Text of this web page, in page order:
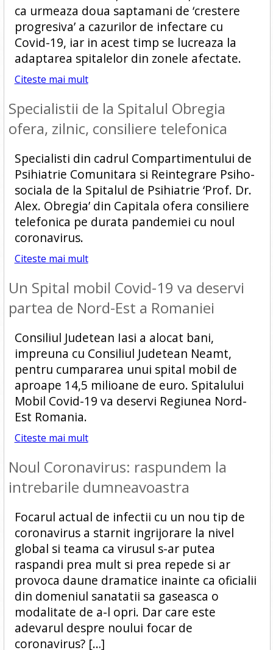
ca urmeaza doua saptamani de ‘crestere
progresiva’ a cazurilor de infectare cu
Covid-19, iar in acest timp se lucreaza la
adaptarea spitalelor din zonele afectate.
Citeste mai mult
Specialistii de la Spitalul Obregia
ofera, zilnic, consiliere telefonica
Specialisti din cadrul Compartimentului de
Psihiatrie Comunitara si Reintegrare Psiho-
sociala de la Spitalul de Psihiatrie ‘Prof. Dr.
Alex. Obregia’ din Capitala ofera consiliere
telefonica pe durata pandemiei cu noul
coronavirus.
Citeste mai mult
Un Spital mobil Covid-19 va deservi
partea de Nord-Est a Romaniei
Consiliul Judetean Iasi a alocat bani,
impreuna cu Consiliul Judetean Neamt,
pentru cumpararea unui spital mobil de
aproape 14,5 milioane de euro. Spitalului
Mobil Covid-19 va deservi Regiunea Nord-
Est Romania.
Citeste mai mult
Noul Coronavirus: raspundem la
intrebarile dumneavoastra
Focarul actual de infectii cu un nou tip de
coronavirus a starnit ingrijorare la nivel
global si teama ca virusul s-ar putea
raspandi prea mult si prea repede si ar
provoca daune dramatice inainte ca oficialii
din domeniul sanatatii sa gaseasca o
modalitate de a-l opri. Dar care este
adevarul despre noului focar de
coronavirus? […]